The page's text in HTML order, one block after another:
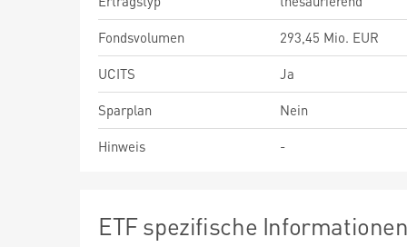
Fondsvolumen
293,45 Mio. EUR
UCITS
Ja
Sparplan
Nein
Hinweis
-
ETF spezifische